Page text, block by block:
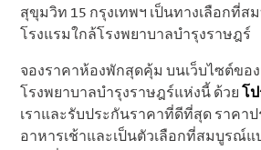
สุขุมวิท 15 กรุงเทพฯ เป็นทางเลือกที่
โรงแรมใกล้โรงพยาบาลบำรุงราษฎร์
จองราคาห้องพักสุดคุ้ม บนเว็บไซต์ของ
โรงพยาบาลบำรุงราษฎร์แห่งนี้ ด้วย โ
เราและรับประกันราคาที่ดีที่สุด ราคาป
อาหารเช้าและเป็นตัวเลือกที่สมบูรณ์แ